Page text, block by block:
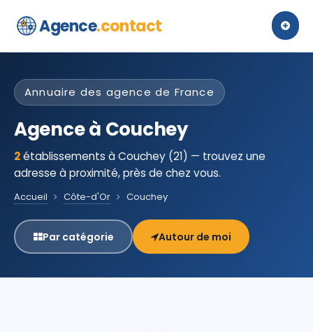
Agence.contact
Annuaire des agence de France
Agence à Couchey
2établissements à Couchey (21) — trouvez une
adresse à proximité, près de chez vous.
Accueil Côte-d'Or Couchey
Par catégorie Autour de moi